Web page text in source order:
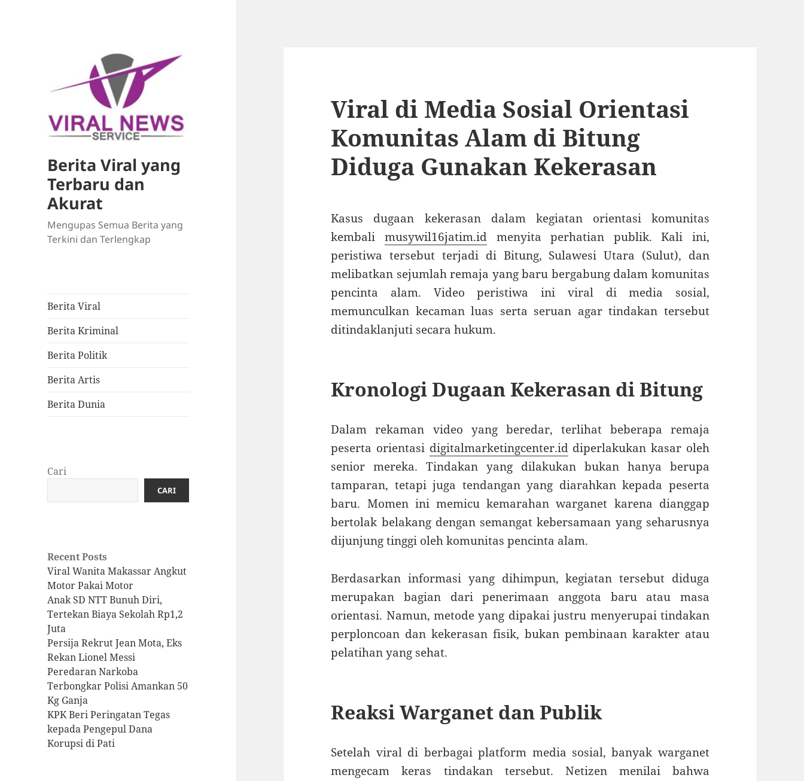
Berita Viral yang
Terbaru dan
Akurat
Mengupas Semua Berita yang
Terkini dan Terlengkap
Berita Viral
Berita Kriminal
Berita Politik
Berita Artis
Berita Dunia
Cari
CARI
Recent Posts
Viral Wanita Makassar Angkut
Motor Pakai Motor
Anak SD NTT Bunuh Diri,
Tertekan Biaya Sekolah Rp1,2
Juta
Persija Rekrut Jean Mota, Eks
Rekan Lionel Messi
Peredaran Narkoba
Terbongkar Polisi Amankan 50
Kg Ganja
KPK Beri Peringatan Tegas
kepada Pengepul Dana
Korupsi di Pati
Viral di Media Sosial Orientasi
Komunitas Alam di Bitung
Diduga Gunakan Kekerasan
Kasus dugaan kekerasan dalam kegiatan orientasi komunitas
kembali musywil16jatim.idmenyita perhatian publik. Kali ini,
peristiwa tersebut terjadi di Bitung, Sulawesi Utara (Sulut), dan
melibatkan sejumlah remaja yang baru bergabung dalam komunitas
pencinta alam. Video peristiwa ini viral di media sosial,
memunculkan kecaman luas serta seruan agar tindakan tersebut
ditindaklanjuti secara hukum.
Kronologi Dugaan Kekerasan di Bitung
Dalam rekaman video yang beredar, terlihat beberapa remaja
peserta orientasi digitalmarketingcenter.iddiperlakukan kasar oleh
senior mereka. Tindakan yang dilakukan bukan hanya berupa
tamparan, tetapi juga tendangan yang diarahkan kepada peserta
baru. Momen ini memicu kemarahan warganet karena dianggap
bertolak belakang dengan semangat kebersamaan yang seharusnya
dijunjung tinggi oleh komunitas pencinta alam.
Berdasarkan informasi yang dihimpun, kegiatan tersebut diduga
merupakan bagian dari penerimaan anggota baru atau masa
orientasi. Namun, metode yang dipakai justru menyerupai tindakan
perploncoan dan kekerasan fisik, bukan pembinaan karakter atau
pelatihan yang sehat.
Reaksi Warganet dan Publik
Setelah viral di berbagai platform media sosial, banyak warganet
mengecam keras tindakan tersebut. Netizen menilai bahwa